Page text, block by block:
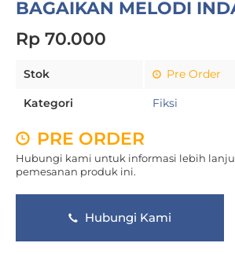
BAGAIKAN MELODI
Rp 70.000
Stok Pre Order
Kategori Fiksi
PRE ORDER
Hubungi kami untuk informasi lebih
pemesanan produk ini.
Hubungi Kami